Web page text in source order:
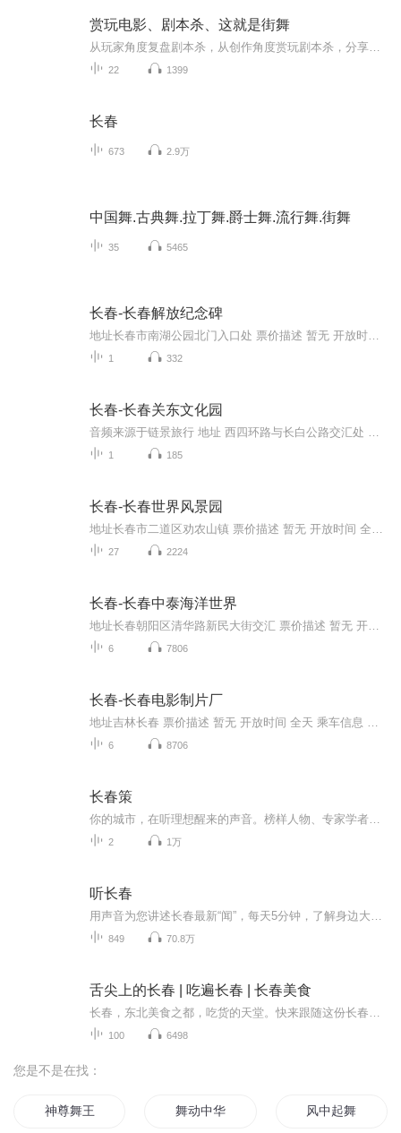
赏玩电影、剧本杀、这就是街舞
22 1399
长春
673 2.9万
中国舞.古典舞.拉丁舞.爵士舞.流行舞.街舞
35 5465
长春-长春解放纪念碑
1 332
长春-长春关东文化园
1 185
长春-长春世界风景园
27 2224
长春-长春中泰海洋世界
6 7806
长春-长春电影制片厂
6 8706
长春策
2 1万
听长春
849 70.8万
舌尖上的长春 | 吃遍长春 | 长春美食
100 6498
您是不是在找：
神尊舞王 舞动中华 风中起舞